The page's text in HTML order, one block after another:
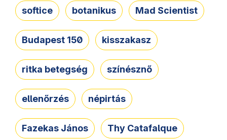
softice botanikus Mad Scientist
Budapest 150 kisszakasz
ritka betegség színésznő
ellenőrzés népirtás
Fazekas János Thy Catafalque